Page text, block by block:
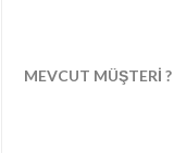
MEVCUT MÜŞTERİ ?